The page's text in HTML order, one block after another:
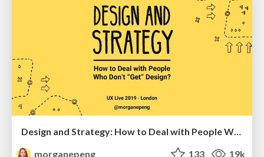
morganepeng
133 19k